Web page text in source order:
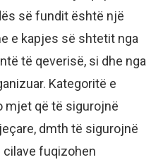
së fundit është një
e kapjes së shtetit nga
të qeverisë, si dhe nga
Kategoritë e
mjet që të sigurojnë
dmth të sigurojnë
cilave fuqizohen